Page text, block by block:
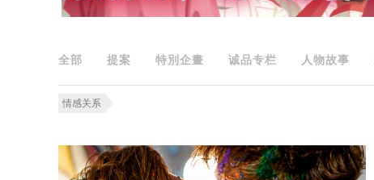
全部 提案 特別企畫 诚品专栏 人物故事
情感关系